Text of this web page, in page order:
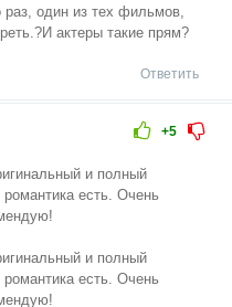
один из тех фильмов,
актеры такие прям?
Ответить
+5
и полный
есть. Очень
и полный
есть. Очень